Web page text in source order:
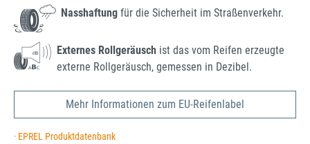
Nasshaftung für die Sicherheit im Straßenverkehr.
Externes Rollgeräusch ist das vom Reifen erzeugte
externe Rollgeräusch, gemessen in Dezibel.
Mehr Informationen zum EU-Reifenlabel
· EPREL Produktdatenbank